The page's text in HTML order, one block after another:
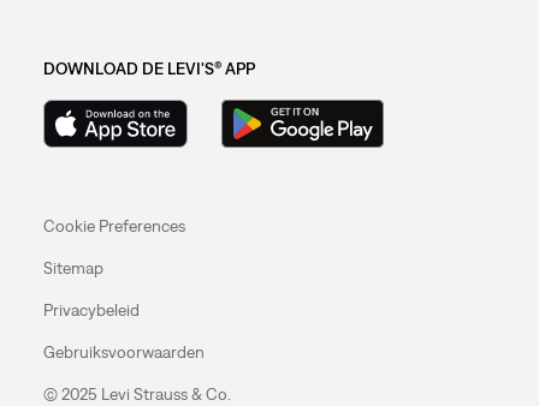
DOWNLOAD DE LEVI'S® APP
Cookie Preferences
Sitemap
Privacybeleid
Gebruiksvoorwaarden
© 2025 Levi Strauss & Co.